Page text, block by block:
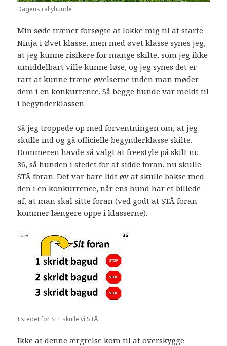
Dagens rallyhunde
Min søde træner forsøgte at lokke mig til at starte
Ninja i Øvet klasse, men med øvet klasse synes jeg,
at jeg kunne risikere for mange skilte, som jeg ikke
umiddelbart ville kunne løse, og jeg synes det er
rart at kunne træne øvelserne inden man møder
dem i en konkurrence. Så begge hunde var meldt til
i begynderklassen.
Så jeg troppede op med forventningen om, at jeg
skulle ind og gå officielle begynderklasse skilte.
Dommeren havde så valgt at freestyle på skilt nr.
36, så hunden i stedet for at sidde foran, nu skulle
STÅ foran. Det var bare lidt øv at skulle bakse med
den i en konkurrence, når ens hund har et billede
af, at man skal sitte foran (ved godt at STÅ foran
kommer længere oppe i klasserne).
I stedet for SIT skulle vi STÅ
Ikke at denne ærgrelse kom til at overskygge